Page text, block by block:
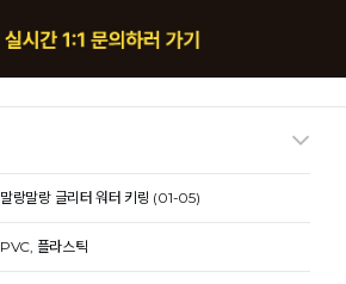
말랑말랑 글리터 워터 키링 (01-05)
PVC, 플라스틱